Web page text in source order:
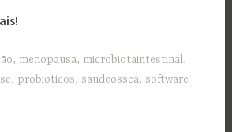
, menopausa, microbiotaintestinal,
, probioticos,saudeossea,software